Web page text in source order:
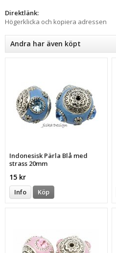
Direktlänk:
Högerklicka och kopiera adressen
Andra har även köpt
Indonesisk Pärla Blå med
strass 20mm
15 kr
Info Köp